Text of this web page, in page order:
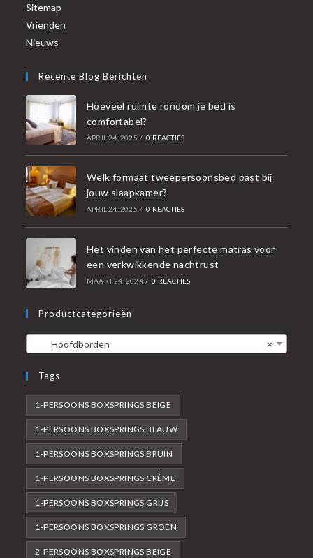
Sitemap
Vrienden
Nieuws
Recente Blog Berichten
Hoeveel ruimte rondom je bed is
comfortabel?
APRIL 24, 2025 / 0 REACTIES
Welk formaat tweepersoonsbed past bij
jouw slaapkamer?
APRIL 24, 2025 / 0 REACTIES
Het vinden van het perfecte matras voor
een verkwikkende nachtrust
MAART 24, 2024 / 0 REACTIES
Productcategorieën
×
Hoofdborden
Tags
1-PERSOONS BOXSPRINGS BEIGE
1-PERSOONS BOXSPRINGS BLAUW
1-PERSOONS BOXSPRINGS BRUIN
1-PERSOONS BOXSPRINGS CRÈME
1-PERSOONS BOXSPRINGS GRIJS
1-PERSOONS BOXSPRINGS GROEN
2-PERSOONS BOXSPRINGS BEIGE